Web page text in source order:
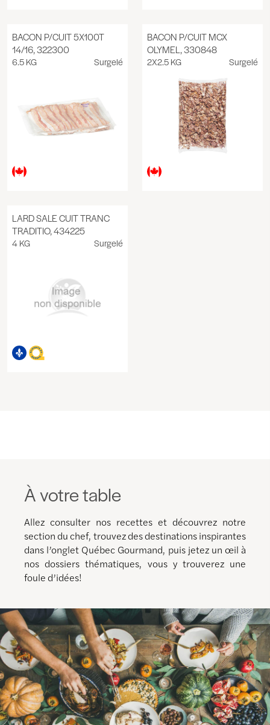
BACON P/CUIT 5X100T
14/16, 322300
6.5 KG Surgelé
BACON P/CUIT MCX
OLYMEL, 330848
2X2.5 KG Surgelé
LARD SALE CUIT TRANC
TRADITIO, 434225
4 KG Surgelé
À votre table
Allez consulter nos recettes et découvrez notre
section du chef, trouvez des destinations inspirantes
dans l’onglet Québec Gourmand, puis jetez un œil à
nos dossiers thématiques, vous y trouverez une
foule d’idées!